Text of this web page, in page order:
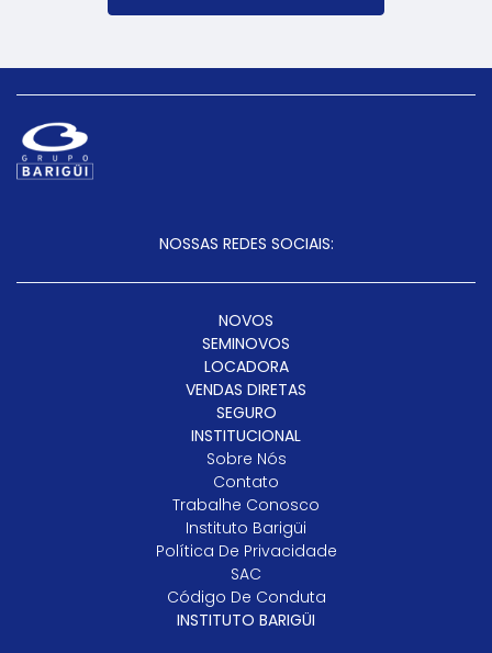
NOSSAS REDES SOCIAIS:
NOVOS
SEMINOVOS
LOCADORA
VENDAS DIRETAS
SEGURO
INSTITUCIONAL
Sobre Nós
Contato
Trabalhe Conosco
Instituto Barigüi
Política De Privacidade
SAC
Código De Conduta
INSTITUTO BARIGÜI